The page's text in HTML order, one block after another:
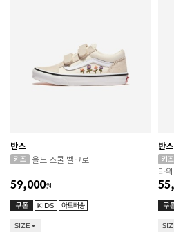
반스
올드 스쿨 벨크로
59,000원
SIZE
반스
라